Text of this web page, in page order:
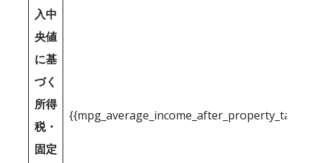
入中
央値
に基
づく
所得
税・
固定